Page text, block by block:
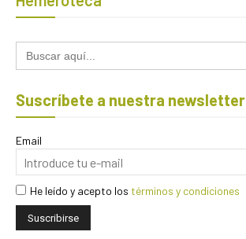
Buscar:
Suscríbete a nuestra newsletter
Email
He leído y acepto los términos y condiciones